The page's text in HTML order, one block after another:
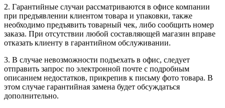
2. Гарантийные случаи рассматриваются в офисе компании
при предъявлении клиентом товара и упаковки, также
необходимо предъявить товарный чек, либо сообщить номер
заказа. При отсутствии любой составляющей магазин вправе
отказать клиенту в гарантийном обслуживании.
3. В случае невозможности подъехать в офис, следует
отправить запрос по электронной почте с подробным
описанием недостатков, прикрепив к письму фото товара. В
этом случае гарантийная замена будет обсуждаться
дополнительно.